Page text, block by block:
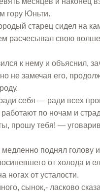
гору Юньти.
старец сидел на
расчесывал свою
к нему и объяснил,
не замечая его,
себя — ради всех
по ночам и
прошу тебя! —
медленно поднял голову
от холода и
ногах от усталости.
сынок,- ласково